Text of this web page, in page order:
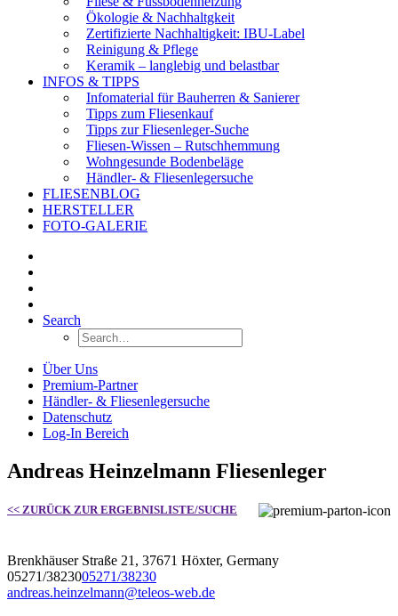
Ökologie & Nachhaltgkeit
Zertifizierte Nachhaltigkeit: IBU-Label
Reinigung & Pflege
Keramik – langlebig und belastbar
INFOS & TIPPS
Infomaterial für Bauherren & Sanierer
Tipps zum Fliesenkauf
Tipps zur Fliesenleger-Suche
Fliesen-Wissen – Rutschhemmung
Wohngesunde Bodenbeläge
Händler- & Fliesenlegersuche
FLIESENBLOG
HERSTELLER
FOTO-GALERIE
Search
Über Uns
Premium-Partner
Händler- & Fliesenlegersuche
Datenschutz
Log-In Bereich
Andreas Heinzelmann Fliesenleger
<< ZURÜCK ZUR ERGEBNISLISTE/SUCHE
Brenkhäuser Straße 21, 37671 Höxter, Germany
05271/3823005271/38230
andreas.heinzelmann@teleos-web.de